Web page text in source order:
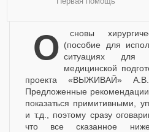
Основы хирургической обработки ран (пособие для
ситуациях
медицинской
проекта «ВЫЖИВАЙ»
Предложенные рекомендации
показаться примитивными,
и т.д., поэтому сразу
что все сказанное